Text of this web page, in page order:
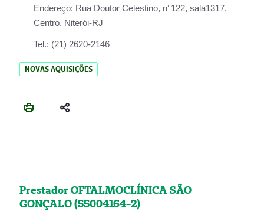
Endereço: Rua Doutor Celestino, n°122, sala1317,
Centro, Niterói-RJ
Tel.: (21) 2620-2146
NOVAS AQUISIÇÕES
Prestador OFTALMOCLÍNICA SÃO
GONÇALO (55004164-2)